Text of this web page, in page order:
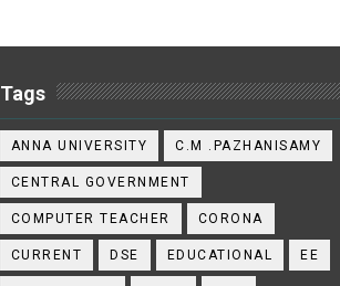
Tags
ANNA UNIVERSITY C.M .PAZHANISAMY
CENTRAL GOVERNMENT
COMPUTER TEACHER CORONA
CURRENT DSE EDUCATIONAL EE